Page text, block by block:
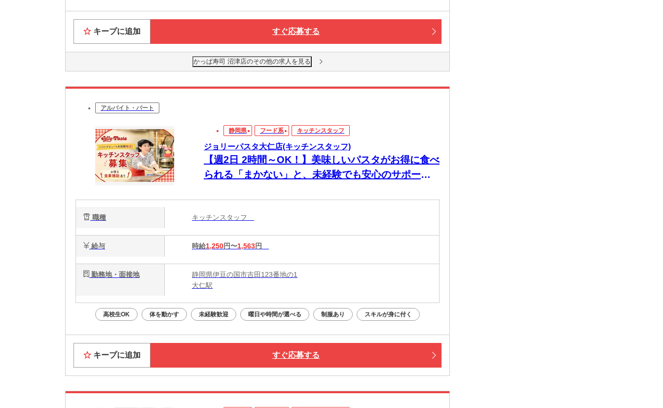
キープに追加 すぐ応募する
かっぱ寿司 沼津店のその他の求人を見る
アルバイト・パート
静岡県 フード系 キッチンスタッフ
ジョリーパスタ大仁店(キッチンスタッフ)
【週2日 2時間～OK！】美味しいパスタがお得に食べ
られる「まかない」と、未経験でも安心のサポート
職種 キッチンスタッフ
給与 時給1,250円〜1,563円
勤務地・面接地
静岡県伊豆の国市吉田123番地の1
大仁駅
高校生OK 体を動かす 未経験歓迎 曜日や時間が選べる 制服あり スキルが身に付く
キープに追加 すぐ応募する